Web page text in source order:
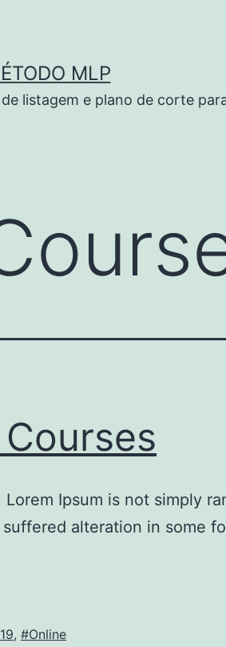
MLP
listagem e plano de corte
Ipsum is not simply
alteration in some
, #Online